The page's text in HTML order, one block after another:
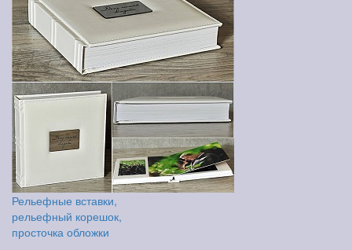
Рельефные вставки,
рельефный корешок,
просточка обложки